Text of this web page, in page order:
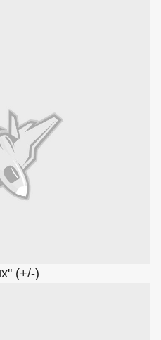
(+/-)